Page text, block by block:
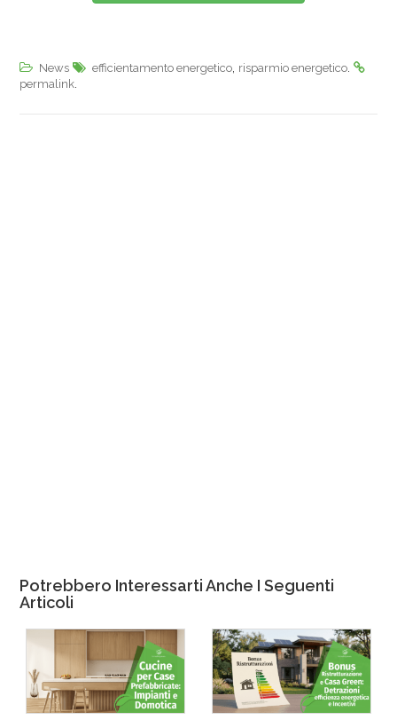
News efficientamento energetico risparmio energetico
permalink
Potrebbero Interessarti Anche I Seguenti
Articoli